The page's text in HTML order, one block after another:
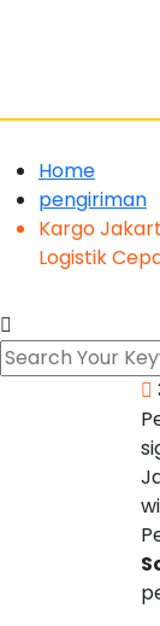
Home
pengiriman
Kargo
Logistik